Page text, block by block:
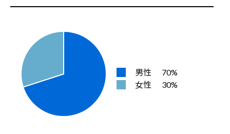
男性
70%
女性
30%